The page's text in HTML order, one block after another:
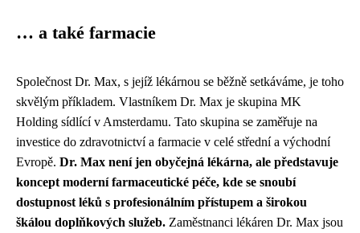
… a také farmacie
Společnost Dr. Max, s jejíž lékárnou se běžně setkáváme, je toho
skvělým příkladem. Vlastníkem Dr. Max je skupina MK
Holding sídlící v Amsterdamu. Tato skupina se zaměřuje na
investice do zdravotnictví a farmacie v celé střední a východní
Evropě. Dr. Max není jen obyčejná lékárna, ale představuje
koncept moderní farmaceutické péče, kde se snoubí
dostupnost léků s profesionálním přístupem a širokou
škálou doplňkových služeb. Zaměstnanci lékáren Dr. Max jsou